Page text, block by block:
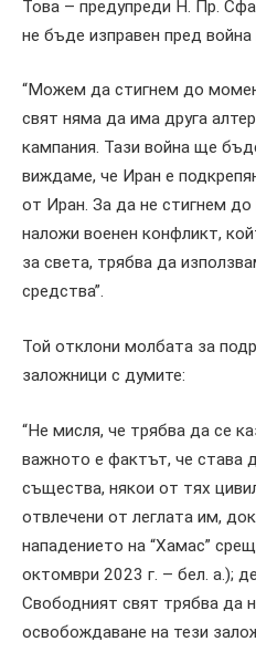
Това – предупреди Н. Пр.
не бъде изправен пред
“Можем да стигнем до
свят няма да има друга
кампания. Тази война ще
виждаме, че Иран е
от Иран. За да не стигнем
наложи военен конфликт,
за света, трябва да
средства”.
Той отклони молбата за
заложници с думите:
“Не мисля, че трябва да се
важното е фактът, че става
същества, някои от тях
отвлечени от леглата им,
нападението на “Хамас”
октомври 2023 г. – бел. а.);
Свободният свят трябва да
освобождаване на тези